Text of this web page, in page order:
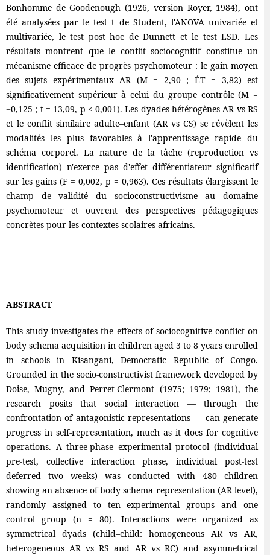
Bonhomme de Goodenough (1926, version Royer, 1984), ont
été analysées par le test t de Student, l'ANOVA univariée et
multivariée, le test post hoc de Dunnett et le test LSD. Les
résultats montrent que le conflit sociocognitif constitue un
mécanisme efficace de progrès psychomoteur : le gain moyen
des sujets expérimentaux AR (M = 2,90 ; ÉT = 3,82) est
significativement supérieur à celui du groupe contrôle (M =
−0,125 ; t = 13,09, p < 0,001). Les dyades hétérogènes AR vs RS
et le conflit similaire adulte–enfant (AR vs CS) se révèlent les
modalités les plus favorables à l'apprentissage rapide du
schéma corporel. La nature de la tâche (reproduction vs
identification) n'exerce pas d'effet différentiateur significatif
sur les gains (F = 0,002, p = 0,963). Ces résultats élargissent le
champ de validité du socioconstructivisme au domaine
psychomoteur et ouvrent des perspectives pédagogiques
concrètes pour les contextes scolaires africains.
ABSTRACT
This study investigates the effects of sociocognitive conflict on
body schema acquisition in children aged 3 to 8 years enrolled
in schools in Kisangani, Democratic Republic of Congo.
Grounded in the socio-constructivist framework developed by
Doise, Mugny, and Perret-Clermont (1975; 1979; 1981), the
research posits that social interaction — through the
confrontation of antagonistic representations — can generate
progress in self-representation, much as it does for cognitive
operations. A three-phase experimental protocol (individual
pre-test, collective interaction phase, individual post-test
deferred two weeks) was conducted with 480 children
showing an absence of body schema representation (AR level),
randomly assigned to ten experimental groups and one
control group (n = 80). Interactions were organized as
symmetrical dyads (child–child: homogeneous AR vs AR,
heterogeneous AR vs RS and AR vs RC) and asymmetrical